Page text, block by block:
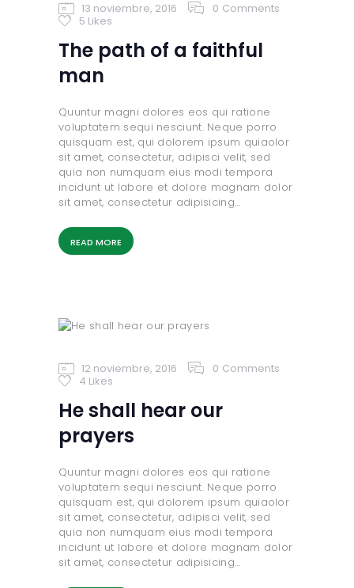
13 noviembre, 2016 0 Comments
5 Likes
The path of a faithful
man
Quuntur magni dolores eos qui ratione
voluptatem sequi nesciunt. Neque porro
quisquam est, qui dolorem ipsum quiaolor
sit amet, consectetur, adipisci velit, sed
quia non numquam eius modi tempora
incidunt ut labore et dolore magnam dolor
sit amet, consectetur adipisicing…
READ MORE
12 noviembre, 2016 0 Comments
4 Likes
He shall hear our
prayers
Quuntur magni dolores eos qui ratione
voluptatem sequi nesciunt. Neque porro
quisquam est, qui dolorem ipsum quiaolor
sit amet, consectetur, adipisci velit, sed
quia non numquam eius modi tempora
incidunt ut labore et dolore magnam dolor
sit amet, consectetur adipisicing…